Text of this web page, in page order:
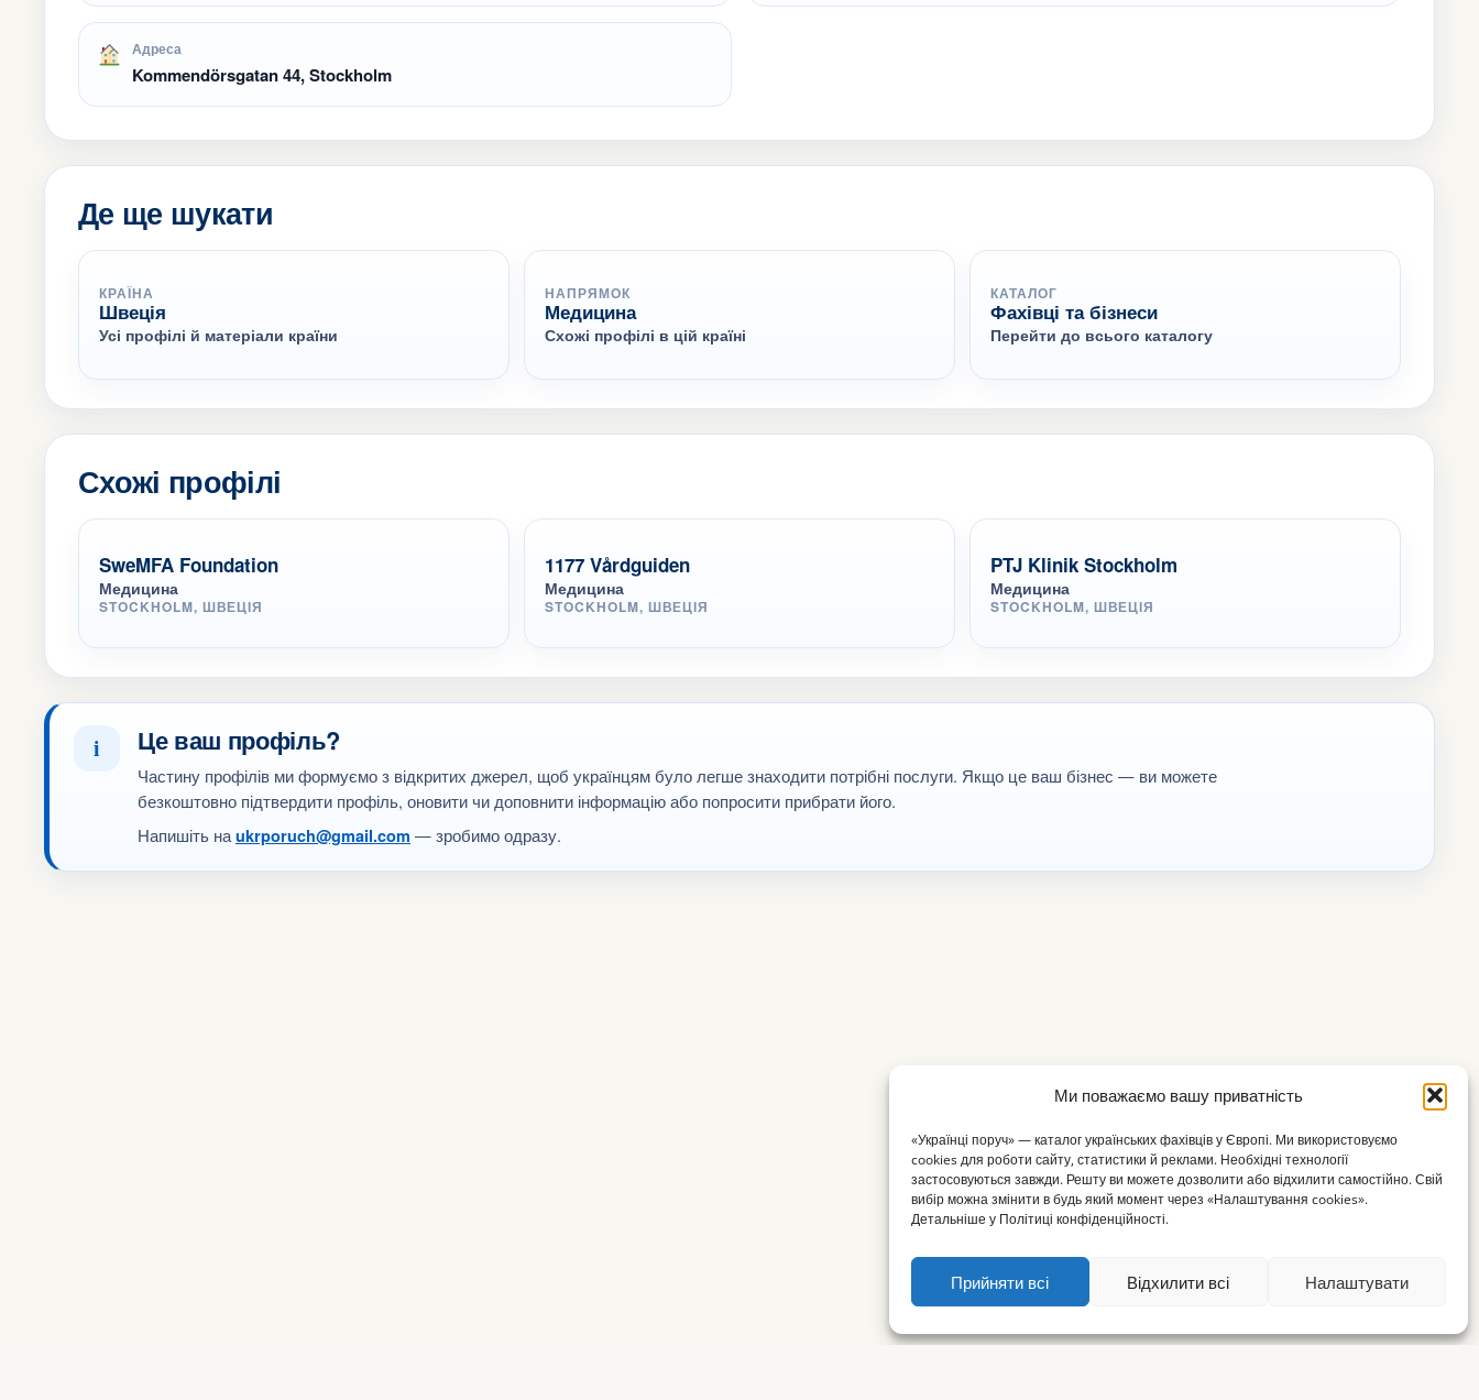
Ми поважаємо вашу приватність
«Українці поруч» — каталог українських фахівців у Європі. Ми використовуємо
cookies для роботи сайту, статистики й реклами. Необхідні технології
застосовуються завжди. Решту ви можете дозволити або відхилити самостійно. Свій
вибір можна змінити в будь який момент через «Налаштування cookies».
Детальніше у Політиці конфіденційності.
Прийняти всі Відхилити всі Налаштувати
Адреса
Kommendörsgatan 44, Stockholm
Де ще шукати
КРАЇНА
Швеція
Усі профілі й матеріали країни
НАПРЯМОК
Медицина
Схожі профілі в цій країні
КАТАЛОГ
Фахівці та бізнеси
Перейти до всього каталогу
Схожі профілі
SweMFA Foundation
Медицина
STOCKHOLM, ШВЕЦІЯ
1177 Vårdguiden
Медицина
STOCKHOLM, ШВЕЦІЯ
PTJ Klinik Stockholm
Медицина
STOCKHOLM, ШВЕЦІЯ
i Це ваш профіль?
Частину профілів ми формуємо з відкритих джерел, щоб українцям було легше знаходити потрібні послуги. Якщо це ваш бізнес — ви можете
безкоштовно підтвердити профіль, оновити чи доповнити інформацію або попросити прибрати його.
Напишіть на ukrporuch@gmail.com — зробимо одразу.